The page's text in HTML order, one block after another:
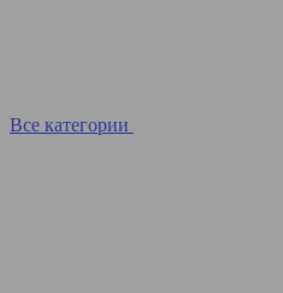
Все категории